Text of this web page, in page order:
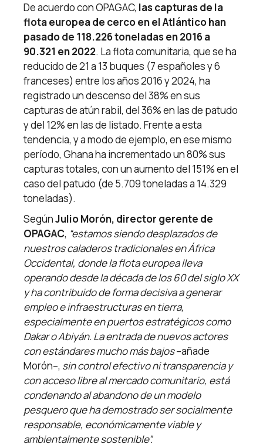
De acuerdo con OPAGAC, las capturas de la
flota europea de cerco en el Atlántico han
pasado de 118.226 toneladas en 2016 a
90.321 en 2022. La flota comunitaria, que se ha
reducido de 21 a 13 buques (7 españoles y 6
franceses) entre los años 2016 y 2024, ha
registrado un descenso del 38% en sus
capturas de atún rabil, del 36% en las de patudo
y del 12% en las de listado. Frente a esta
tendencia, y a modo de ejemplo, en ese mismo
período, Ghana ha incrementado un 80% sus
capturas totales, con un aumento del 151% en el
caso del patudo (de 5.709 toneladas a 14.329
toneladas).
SegúnJulio Morón, director gerente de
OPAGAC, “estamos siendo desplazados de
nuestros caladeros tradicionales en África
Occidental, donde la flota europea lleva
operando desde la década de los 60 del siglo XX
y ha contribuido de forma decisiva a generar
empleo e infraestructuras en tierra,
especialmente en puertos estratégicos como
Dakar o Abiyán. La entrada de nuevos actores
con estándares mucho más bajos–añade
Morón–, sin control efectivo ni transparencia y
con acceso libre al mercado comunitario, está
condenando al abandono de un modelo
pesquero que ha demostrado ser socialmente
responsable, económicamente viable y
ambientalmente sostenible”.